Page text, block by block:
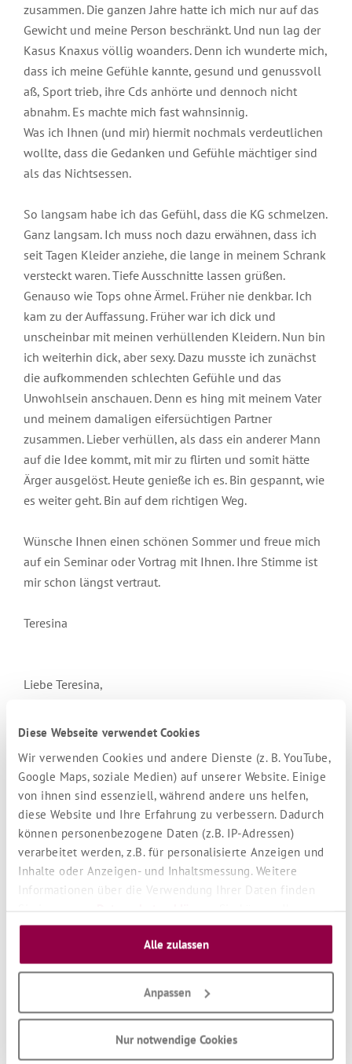
Diese Webseite verwendet Cookies
Wir verwenden Cookies und andere Dienste (z. B. YouTube,
Google Maps, soziale Medien) auf unserer Website. Einige
von ihnen sind essenziell, während andere uns helfen,
diese Website und Ihre Erfahrung zu verbessern. Dadurch
können personenbezogene Daten (z.B. IP-Adressen)
verarbeitet werden, z.B. für personalisierte Anzeigen und
Inhalte oder Anzeigen- und Inhaltsmessung. Weitere
Informationen über die Verwendung Ihrer Daten finden
Auswahl jederzeit unter "Cookie Einstellungen" unten auf
unserer Website widerrufen oder anpassen.
Alle zulassen
Anpassen
Nur notwendige Cookies
zusammen. Die ganzen Jahre hatte ich mich nur auf das
Gewicht und meine Person beschränkt. Und nun lag der
Kasus Knaxus völlig woanders. Denn ich wunderte mich,
dass ich meine Gefühle kannte, gesund und genussvoll
aß, Sport trieb, ihre Cds anhörte und dennoch nicht
abnahm. Es machte mich fast wahnsinnig.
Was ich Ihnen (und mir) hiermit nochmals verdeutlichen
wollte, dass die Gedanken und Gefühle mächtiger sind
als das Nichtsessen.
So langsam habe ich das Gefühl, dass die KG schmelzen.
Ganz langsam. Ich muss noch dazu erwähnen, dass ich
seit Tagen Kleider anziehe, die lange in meinem Schrank
versteckt waren. Tiefe Ausschnitte lassen grüßen.
Genauso wie Tops ohne Ärmel. Früher nie denkbar. Ich
kam zu der Auffassung. Früher war ich dick und
unscheinbar mit meinen verhüllenden Kleidern. Nun bin
ich weiterhin dick, aber sexy. Dazu musste ich zunächst
die aufkommenden schlechten Gefühle und das
Unwohlsein anschauen. Denn es hing mit meinem Vater
und meinem damaligen eifersüchtigen Partner
zusammen. Lieber verhüllen, als dass ein anderer Mann
auf die Idee kommt, mit mir zu flirten und somit hätte
Ärger ausgelöst. Heute genieße ich es. Bin gespannt, wie
es weiter geht. Bin auf dem richtigen Weg.
Wünsche Ihnen einen schönen Sommer und freue mich
auf ein Seminar oder Vortrag mit Ihnen. Ihre Stimme ist
mir schon längst vertraut.
Teresina
Liebe Teresina,
haben Sie herzlichen Dank für Ihren ausführlichen
wenigen Frauen. Ich freue mich, daß Sie jetzt zu den
Tiefen und Themen kommen, aus denen sich die Pfunde
wirklich nähren. Es geht letztlich immer um die
Befreiung aus unseren eigenen alten (meist
unbewußten) Schöpfungen, aus einem minderen
Denken und dem Hass über und auf uns selbst, aus dem
Spiegelgefecht mit dem Leben hin zur Erkenntnis, daß
Liebesfähigkeit. Halten Sie diesen Kurs und feiern Sie
sich selbst als Frau und Mensch.
Und ich freue mich, Sie auf einem der Seminare